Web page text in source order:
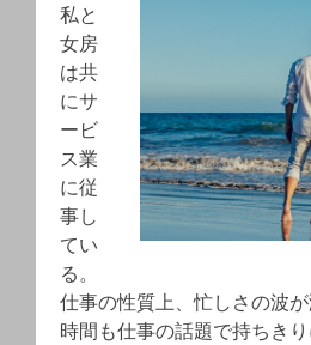
私と
女房
は共
にサ
ービ
ス業
に従
事し
てい
る。
仕事の性質上、忙しさの波
時間も仕事の話題で持ちき